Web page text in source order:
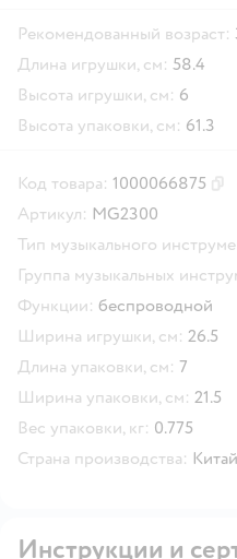
Рекомендованный возраст:
Длина игрушки, см: 58.4
Высота игрушки, см: 6
Высота упаковки, см: 61.3
Код товара: 1000066875
Артикул: MG2300
Тип музыкального
Группа музыкальных
Функции: беспроводной
Ширина игрушки, см: 26.5
Длина упаковки, см: 7
Ширина упаковки, см: 21.5
Вес упаковки, кг: 0.775
Страна производства: Китай
Инструкции и